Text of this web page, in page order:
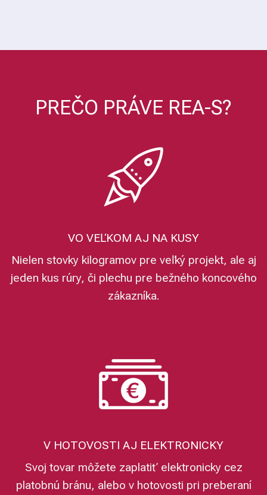
PREČO PRÁVE REA-S?
VO VEĽKOM AJ NA KUSY
Nielen stovky kilogramov pre veľký projekt, ale aj
jeden kus rúry, či plechu pre bežného koncového
zákazníka.
V HOTOVOSTI AJ ELEKTRONICKY
Svoj tovar môžete zaplatiť elektronicky cez
platobnú bránu, alebo v hotovosti pri preberaní